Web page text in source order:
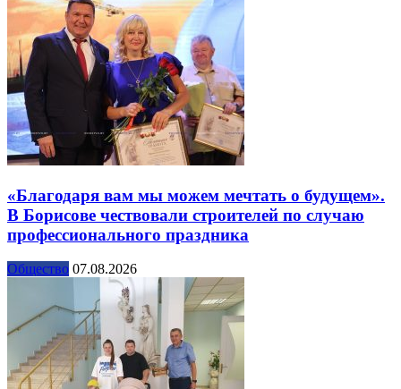
«Благодаря вам мы можем мечтать о будущем».
В Борисове чествовали строителей по случаю
профессионального праздника
Общество 07.08.2026